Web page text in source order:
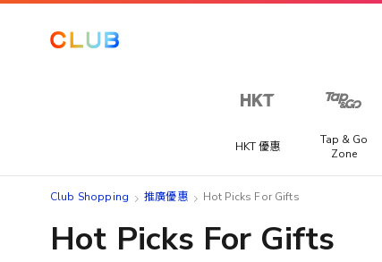
HKT 優惠
Tap & Go
Zone
Club Shopping 推廣優惠 Hot Picks For Gifts
Hot Picks For Gifts